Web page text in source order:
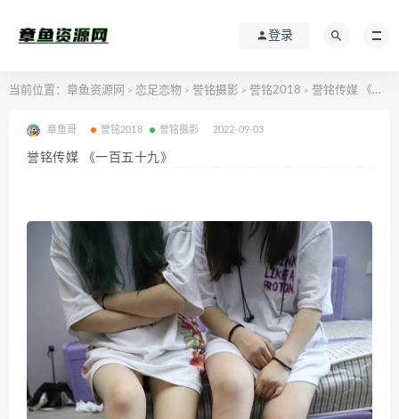
登录
当前位置： 章鱼资源网 > 恋足恋物 > 誉铭摄影 > 誉铭2018 > 誉铭传媒 《一百五十九》
章鱼哥 誉铭2018 誉铭摄影 2022-09-03
誉铭传媒 《一百五十九》